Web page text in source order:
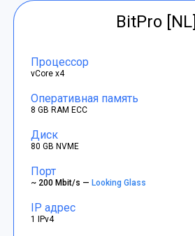
BitPro [NL]
Процессор
vCore x4
Оперативная память
8 GB RAM ECC
Диск
80 GB NVME
Порт
~ 200 Mbit/s —Looking Glass
IP адрес
1 IPv4